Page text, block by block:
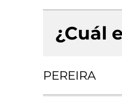
¿Cuál
PEREIRA